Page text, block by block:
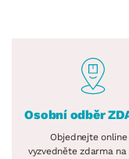
Osobní odběr
Objednejte online
vyzvedněte zdarma na